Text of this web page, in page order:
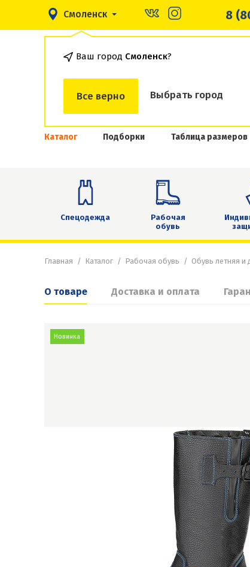
Смоленск
Ваш город Смоленск?
Все верно Выбрать город
8
Каталог Подборки Таблица размеров
Спецодежда
Рабочая
обувь
Главная Каталог Рабочая обувь Обувь летняя и
О товаре Доставка и оплата
Новинка